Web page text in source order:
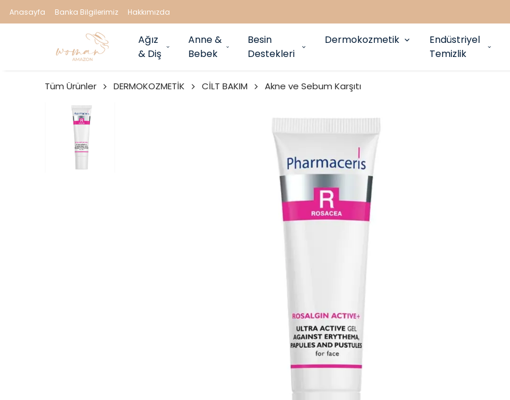
Anasayfa Banka Bilgilerimiz Hakkımızda
Ağız
& Diş
Anne &
Bebek
Besin
Destekleri
Dermokozmetik
Endüstriyel
Temizlik
Tüm Ürünler DERMOKOZMETİK CİLT BAKIM Akne ve Sebum Karşıtı